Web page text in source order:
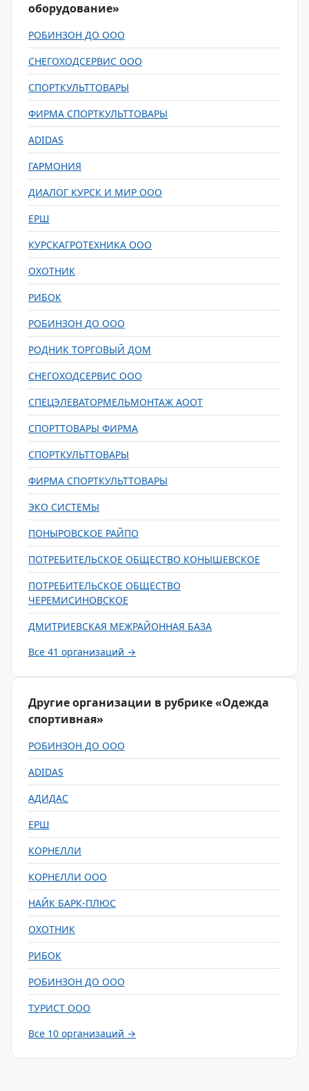
оборудование»
РОБИНЗОН ДО ООО
СНЕГОХОДСЕРВИС ООО
СПОРТКУЛЬТТОВАРЫ
ФИРМА СПОРТКУЛЬТТОВАРЫ
ADIDAS
ГАРМОНИЯ
ДИАЛОГ КУРСК И МИР ООО
ЕРШ
КУРСКАГРОТЕХНИКА ООО
ОХОТНИК
РИБОК
РОБИНЗОН ДО ООО
РОДНИК ТОРГОВЫЙ ДОМ
СНЕГОХОДСЕРВИС ООО
СПЕЦЭЛЕВАТОРМЕЛЬМОНТАЖ АООТ
СПОРТТОВАРЫ ФИРМА
СПОРТКУЛЬТТОВАРЫ
ФИРМА СПОРТКУЛЬТТОВАРЫ
ЭКО СИСТЕМЫ
ПОНЫРОВСКОЕ РАЙПО
ПОТРЕБИТЕЛЬСКОЕ ОБЩЕСТВО КОНЫШЕВСКОЕ
ПОТРЕБИТЕЛЬСКОЕ ОБЩЕСТВО
ЧЕРЕМИСИНОВСКОЕ
ДМИТРИЕВСКАЯ МЕЖРАЙОННАЯ БАЗА
Все 41 организаций →
Другие организации в рубрике «Одежда
спортивная»
РОБИНЗОН ДО ООО
ADIDAS
АДИДАС
ЕРШ
КОРНЕЛЛИ
КОРНЕЛЛИ ООО
НАЙК БАРК-ПЛЮС
ОХОТНИК
РИБОК
РОБИНЗОН ДО ООО
ТУРИСТ ООО
Все 10 организаций →